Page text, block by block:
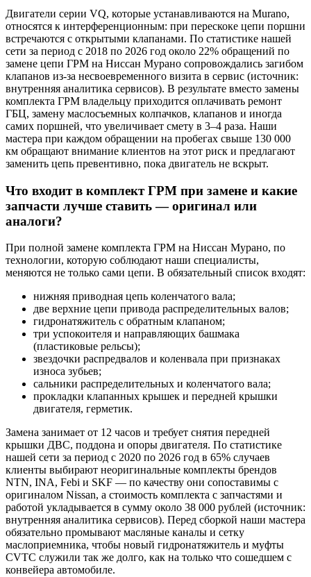
Двигатели серии VQ, которые устанавливаются на Murano,
относятся к интерференционным: при перескоке цепи поршни
встречаются с открытыми клапанами. По статистике нашей
сети за период с 2018 по 2026 год около 22% обращений по
замене цепи ГРМ на Ниссан Мурано сопровождались загибом
клапанов из-за несвоевременного визита в сервис (источник:
внутренняя аналитика сервисов). В результате вместо замены
комплекта ГРМ владельцу приходится оплачивать ремонт
ГБЦ, замену маслосъемных колпачков, клапанов и иногда
самих поршней, что увеличивает смету в 3–4 раза. Наши
мастера при каждом обращении на пробегах свыше 130 000
км обращают внимание клиентов на этот риск и предлагают
заменить цепь превентивно, пока двигатель не вскрыт.
Что входит в комплект ГРМ при замене и какие
запчасти лучше ставить — оригинал или
аналоги?
При полной замене комплекта ГРМ на Ниссан Мурано, по
технологии, которую соблюдают наши специалисты,
меняются не только сами цепи. В обязательный список входят:
нижняя приводная цепь коленчатого вала;
две верхние цепи привода распределительных валов;
гидронатяжитель с обратным клапаном;
три успокоителя и направляющих башмака
(пластиковые рельсы);
звездочки распредвалов и коленвала при признаках
износа зубьев;
сальники распределительных и коленчатого вала;
прокладки клапанных крышек и передней крышки
двигателя, герметик.
Замена занимает от 12 часов и требует снятия передней
крышки ДВС, поддона и опоры двигателя. По статистике
нашей сети за период с 2020 по 2026 год в 65% случаев
клиенты выбирают неоригинальные комплекты брендов
NTN, INA, Febi и SKF — по качеству они сопоставимы с
оригиналом Nissan, а стоимость комплекта с запчастями и
работой укладывается в сумму около 38 000 рублей (источник:
внутренняя аналитика сервисов). Перед сборкой наши мастера
обязательно промывают масляные каналы и сетку
маслоприемника, чтобы новый гидронатяжитель и муфты
CVTC служили так же долго, как на только что сошедшем с
конвейера автомобиле.